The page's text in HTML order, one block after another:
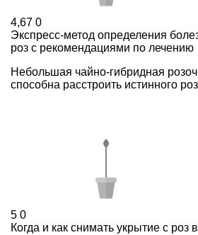
4,67 0
Экспресс-метод определения
роз с рекомендациями по лечению
Небольшая чайно-гибридная
способна расстроить истинного
5 0
Когда и как снимать укрытие с роз